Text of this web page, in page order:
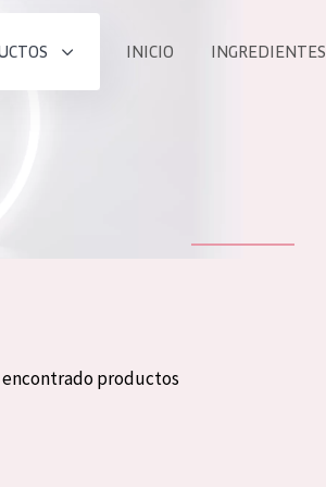
INICIO INGREDIENTES
encontrado productos